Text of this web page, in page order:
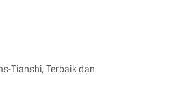
Tianshi, Terbaik dan